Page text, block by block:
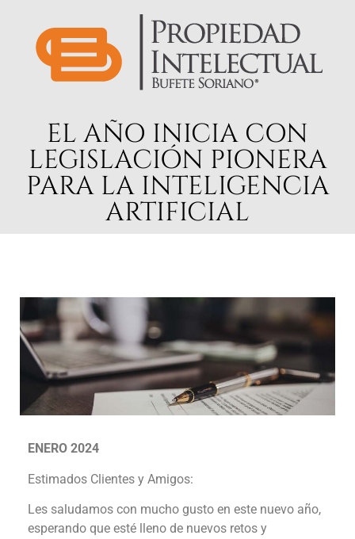
EL AÑO INICIA CON
LEGISLACIÓN PIONERA
PARA LA INTELIGENCIA
ARTIFICIAL
ENERO 2024
Estimados Clientes y Amigos:
Les saludamos con mucho gusto en este nuevo año,
esperando que esté lleno de nuevos retos y